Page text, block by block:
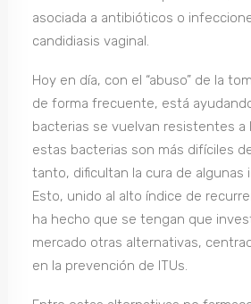
asociada a antibióticos o
candidiasis vaginal.
Hoy en día, con el “abuso” de la
de forma frecuente, está
bacterias se vuelvan resistentes a
estas bacterias son más difíciles
tanto, dificultan la cura de algunas
Esto, unido al alto índice de
ha hecho que se tengan que
mercado otras alternativas,
en la prevención de ITUs.